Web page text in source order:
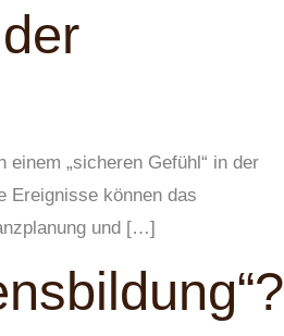
„sicheren Gefühl“ in der
Ereignisse können das
und […]